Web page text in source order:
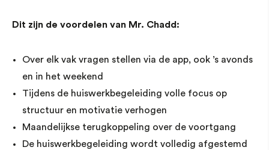
Dit zijn de voordelen van Mr. Chadd:
Over elk vak vragen stellen via de app, ook ’s avonds
en in het weekend
Tijdens de huiswerkbegeleiding volle focus op
structuur en motivatie verhogen
Maandelijkse terugkoppeling over de voortgang
De huiswerkbegeleiding wordt volledig afgestemd